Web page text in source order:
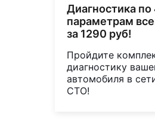
Диагностика по
параметрам
за 1290 руб!
Пройдите
диагностику
автомобиля в
СТО!